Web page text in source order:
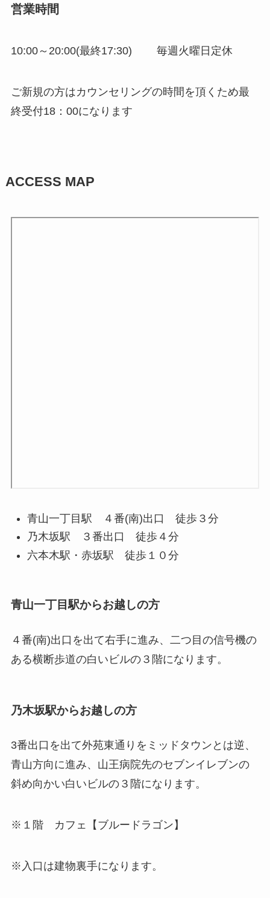
営業時間
10:00～20:00(最終17:30) 毎週火曜日定休
ご新規の方はカウンセリングの時間を頂くため最
終受付18：00になります
ACCESS MAP
青山一丁目駅 ４番(南)出口 徒歩３分
乃木坂駅 ３番出口 徒歩４分
六本木駅・赤坂駅 徒歩１０分
青山一丁目駅からお越しの方
４番(南)出口を出て右手に進み、二つ目の信号機の
ある横断歩道の白いビルの３階になります。
乃木坂駅からお越しの方
3番出口を出て外苑東通りをミッドタウンとは逆、
青山方向に進み、山王病院先のセブンイレブンの
斜め向かい白いビルの３階になります。
※１階 カフェ【ブルードラゴン】
※入口は建物裏手になります。